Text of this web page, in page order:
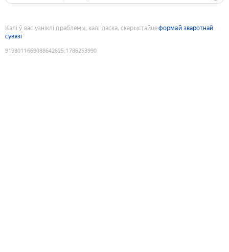
Калі ў вас узніклі праблемы, калі ласка, скарыстайцеформай зваротнай
сувязі
9193011669088642625:1786253990